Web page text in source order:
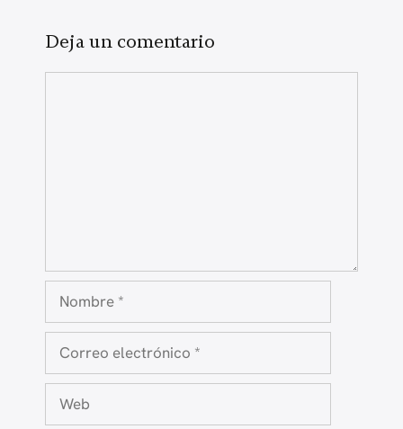
Deja un comentario
electrónico